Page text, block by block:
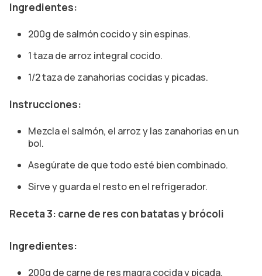
Ingredientes:
200g de salmón cocido y sin espinas.
1 taza de arroz integral cocido.
1/2 taza de zanahorias cocidas y picadas.
Instrucciones:
Mezcla el salmón, el arroz y las zanahorias en un
bol.
Asegúrate de que todo esté bien combinado.
Sirve y guarda el resto en el refrigerador.
Receta 3: carne de res con batatas y brócoli
Ingredientes:
200g de carne de res magra cocida y picada.